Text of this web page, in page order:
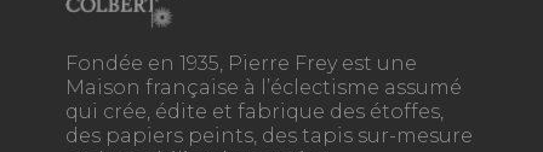
Fondée en 1935, Pierre Frey est une
Maison française à l’éclectisme assumé
qui crée, édite et fabrique des étoffes,
des papiers peints, des tapis sur-mesure